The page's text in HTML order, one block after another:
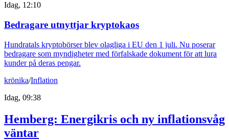
Idag, 12:10
Bedragare utnyttjar kryptokaos
Hundratals kryptobörser blev olagliga i EU den 1 juli. Nu poserar
bedragare som myndigheter med förfalskade dokument för att lura
kunder på deras pengar.
krönika/Inflation
Idag, 09:38
Hemberg: Energikris och ny inflationsvåg
väntar